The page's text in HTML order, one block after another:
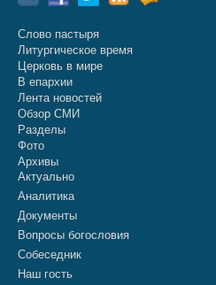
Слово пастыря
Литургическое время
Церковь в мире
В епархии
Лента новостей
Обзор СМИ
Разделы
Фото
Архивы
Актуально
Аналитика
Документы
Вопросы богословия
Собеседник
Наш гость